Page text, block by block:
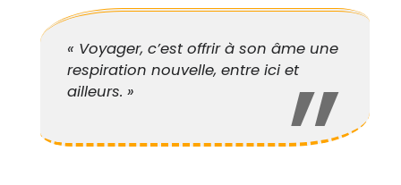
« Voyager, c’est offrir à son âme une
respiration nouvelle, entre ici et
ailleurs. »